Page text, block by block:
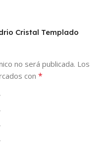
Cristal Templado
no será publicada. Los
con *